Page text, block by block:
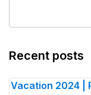
Recent posts
Vacation 2024 |